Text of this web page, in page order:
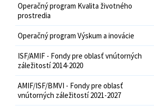
Operačný program Kvalita životného
prostredia
Operačný program Výskum a inovácie
ISF/AMIF - Fondy pre oblasť vnútorných
záležitostí 2014-2020
AMIF/ISF/BMVI - Fondy pre oblasť
vnútorných záležitostí 2021-2027